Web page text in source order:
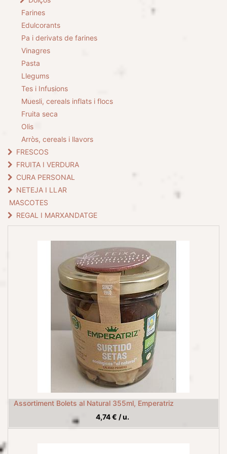
Farines
Edulcorants
Pa i derivats de farines
Vinagres
Pasta
Llegums
Tes i Infusions
Muesli, cereals inflats i flocs
Fruita seca
Olis
Arròs, cereals i llavors
FRESCOS
FRUITA I VERDURA
CURA PERSONAL
NETEJA I LLAR
MASCOTES
REGAL I MARXANDATGE
Assortiment Bolets al Natural 355ml, Emperatriz
4,74€ /u.